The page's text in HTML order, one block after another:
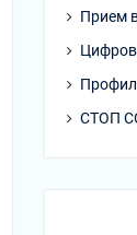
Прием
СТОП